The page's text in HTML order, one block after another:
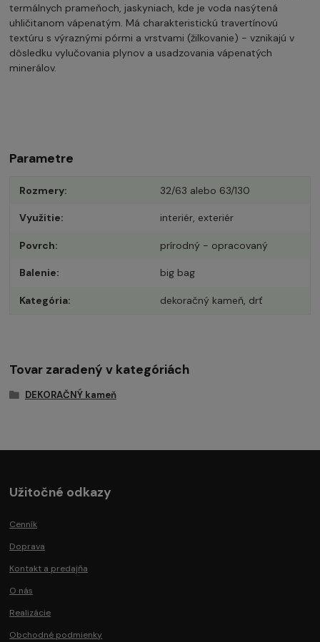
termálnych prameňoch, jaskyniach, kde je voda nasýtená
uhličitanom vápenatým. Má charakteristickú travertínovú
textúru s výraznými pórmi a vrstvami (žilkovanie) - vznikajú v
dôsledku vylučovania plynov a usadzovania vápenatých
minerálov.
Parametre
Rozmery 32/63 alebo 63/130
Využitie interiér, exteriér
Povrch prírodný - opracovaný
Balenie big bag
Kategória dekoračný kameň, drť
Tovar zaradený v kategóriách
DEKORAČNÝ kameň
Užitočné odkazy
Cenník
Doprava
Kontakt a predajňa
O nás
Realizácie
Obchodné podmienky